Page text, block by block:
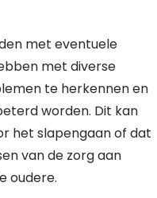
met eventuele
met diverse
te herkennen en
worden. Dit kan
het slapengaan of dat
van de zorg aan
oudere.